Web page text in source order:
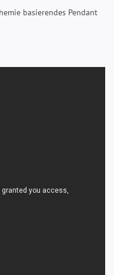
basierendes Pendant